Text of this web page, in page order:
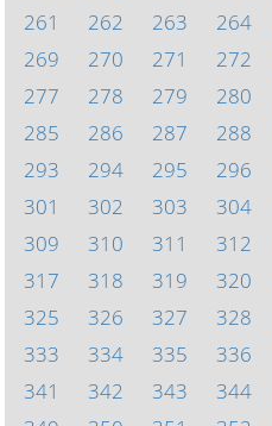
261
262 263 264
269
270 271 272
277
278 279 280
285
286 287 288
293
294 295 296
301
302 303 304
309
310 311 312
317
318 319 320
325
326 327 328
333
334 335 336
341
342 343 344